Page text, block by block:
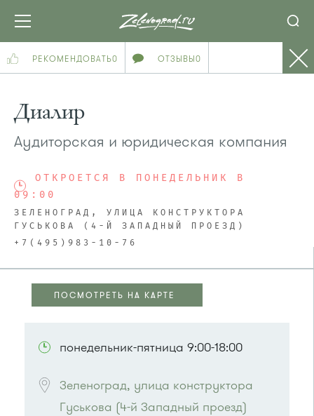
РЕКОМЕНДОВАТЬ0 ОТЗЫВЫ0
Диалир
Аудиторская и юридическая компания
ОТКРОЕТСЯ В ПОНЕДЕЛЬНИК В
09:00
ЗЕЛЕНОГРАД, УЛИЦА КОНСТРУКТОРА
ГУСЬКОВА (4-Й ЗАПАДНЫЙ ПРОЕЗД)
+7(495)983-10-76
ПОСМОТРЕТЬ НА КАРТЕ
понедельник-пятница 9:00-18:00
Зеленоград, улица конструктора
Гуськова (4-й Западный проезд)